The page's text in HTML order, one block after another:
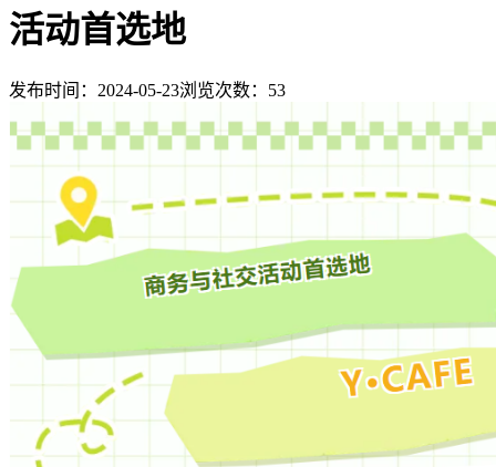
活动首选地
发布时间：2024-05-23浏览次数： 53